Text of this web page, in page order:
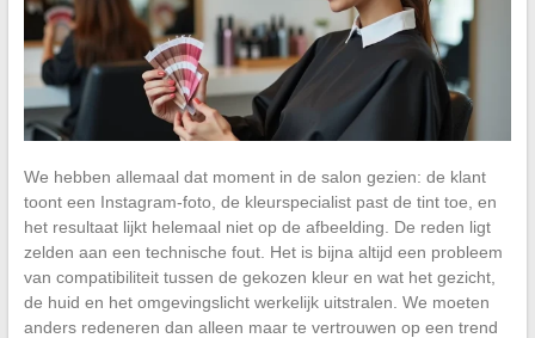
We hebben allemaal dat moment in de salon gezien: de klant
toont een Instagram-foto, de kleurspecialist past de tint toe, en
het resultaat lijkt helemaal niet op de afbeelding. De reden ligt
zelden aan een technische fout. Het is bijna altijd een probleem
van compatibiliteit tussen de gekozen kleur en wat het gezicht,
de huid en het omgevingslicht werkelijk uitstralen. We moeten
anders redeneren dan alleen maar te vertrouwen op een trend